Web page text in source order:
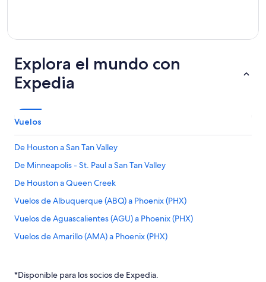
Explora el mundo con
Expedia
Vuelos
De Houston a San Tan Valley
De Minneapolis - St. Paul a San Tan Valley
De Houston a Queen Creek
Vuelos de Albuquerque (ABQ) a Phoenix (PHX)
Vuelos de Aguascalientes (AGU) a Phoenix (PHX)
Vuelos de Amarillo (AMA) a Phoenix (PHX)
Vuelos de Birmingham (BHM) a Phoenix (PHX)
*Disponible para los socios de Expedia.